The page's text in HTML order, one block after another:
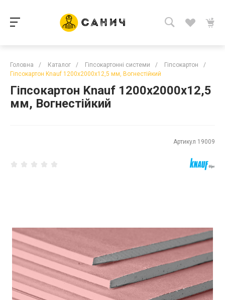
Головна / Каталог / Гіпсокартонні системи / Гіпсокартон
/
Гіпсокартон Knauf 1200х2000х12,5 мм, Вогнестійкий
Гіпсокартон Knauf 1200х2000х12,5
мм, Вогнестійкий
Артикул 19009